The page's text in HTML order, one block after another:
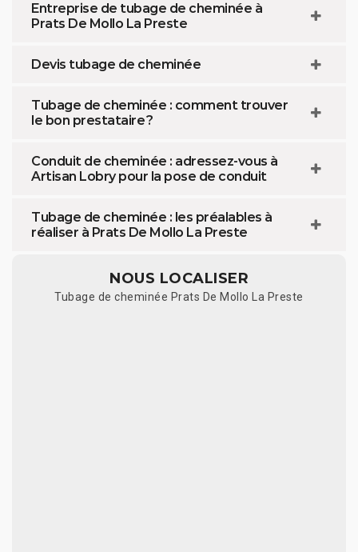
Entreprise de tubage de cheminée à
Prats De Mollo La Preste
Devis tubage de cheminée
Tubage de cheminée : comment trouver
le bon prestataire ?
Conduit de cheminée : adressez-vous à
Artisan Lobry pour la pose de conduit
Tubage de cheminée : les préalables à
réaliser à Prats De Mollo La Preste
NOUS LOCALISER
Tubage de cheminée Prats De Mollo La Preste